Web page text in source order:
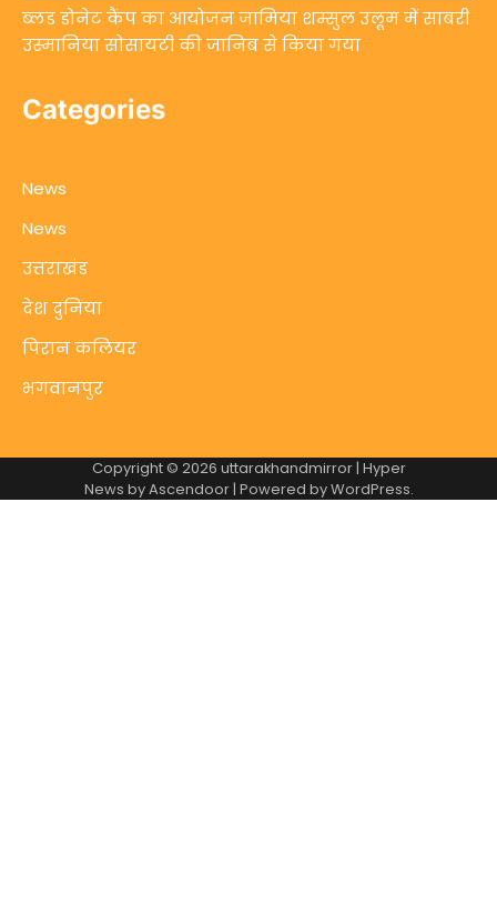
ब्लड डोनेट कैंप का आयोजन जामिया शम्सुल उलूम में साबरी
उस्मानिया सोसायटी की जानिब से किया गया
Categories
News
News
उत्तराखंड
देश दुनिया
पिरान कलियर
भगवानपुर
Copyright © 2026 uttarakhandmirror| Hyper
News byAscendoor| Powered byWordPress.